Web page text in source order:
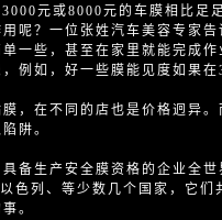
元或8000元的车膜相比足
呢？一位张姓汽车美容专家
一些，甚至在家里就能完成
例如，好一些膜能见度如果
在不同的店也是价格迥异。
阱。
生产安全膜资格的企业全世
色列、等少数几个国家，它们
。